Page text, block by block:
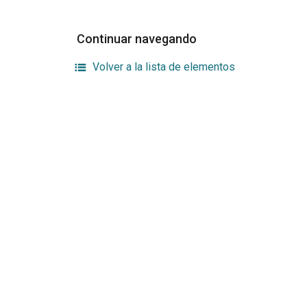
Continuar navegando
Volver a la lista de elementos